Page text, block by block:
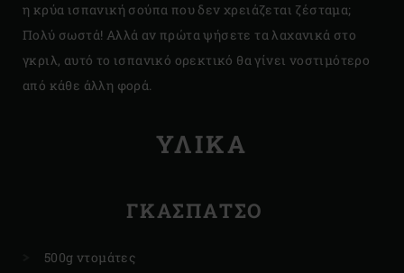
η κρύα ισπανική σούπα που δεν χρειάζεται ζέσταμα;
Πολύ σωστά! Αλλά αν πρώτα ψήσετε τα λαχανικά στο
γκριλ, αυτό το ισπανικό ορεκτικό θα γίνει νοστιμότερο
από κάθε άλλη φορά.
ΥΛΙΚΑ
ΓΚΑΣΠΑΤΣΟ
500g ντομάτες